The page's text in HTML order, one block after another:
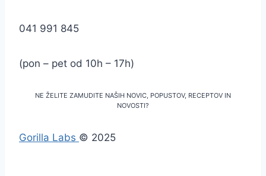
041 991 845
(pon – pet od 10h – 17h)
NE ŽELITE ZAMUDITE NAŠIH NOVIC, POPUSTOV, RECEPTOV IN
NOVOSTI?
Gorilla Labs © 2025